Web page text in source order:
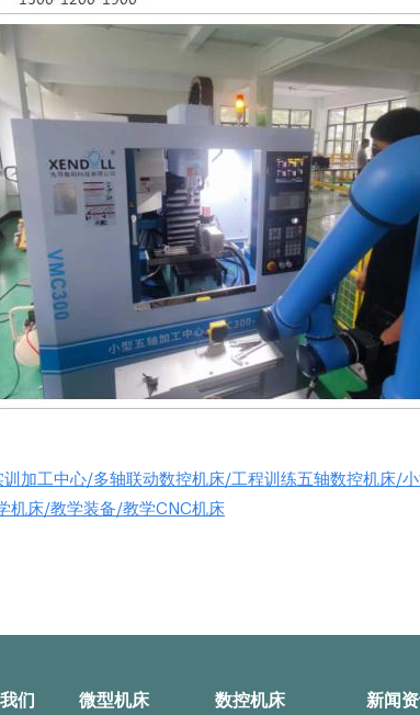
加工中心/多轴联动数控机床/工程训练五轴数控机床/
机床/教学装备/教学CNC机床
们 微型机床 数控机床 新闻